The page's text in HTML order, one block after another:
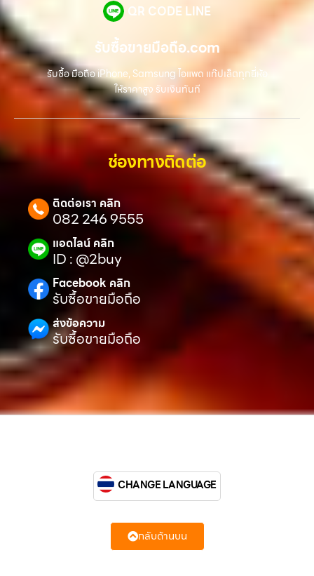
QR CODE LINE
รับซื้อขายมือถือ.com
รับซื้อ มือถือ iPhone, Samsung ไอแพด แท๊ปเล็ตทุกยี่ห้อ
ให้ราคาสูง รับเงินทันที
ช่องทางติดต่อ
ติดต่อเรา คลิก
082 246 9555
แอดไลน์ คลิก
ID : @2buy
Facebook คลิก
รับซื้อขายมือถือ
ส่งข้อความ
รับซื้อขายมือถือ
CHANGE LANGUAGE
กลับด้านบน